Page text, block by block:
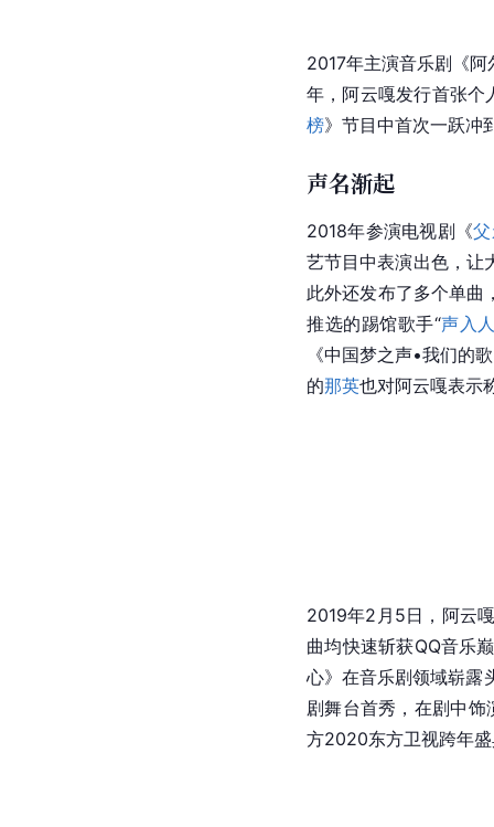
2017年主演音乐剧《
年，阿云嘎发行首张个
榜》节目中首次一跃冲
声名渐起
2018年参演电视剧《
艺节目中表演出色，让
此外还发布了多个单曲
推选的踢馆歌手“声入
《中国梦之声•我们的
的那英也对阿云嘎表示
2019年2月5日，阿云
曲均快速斩获QQ音乐
心》在音乐剧领域崭露
剧舞台首秀，在剧中饰
方2020东方卫视跨年